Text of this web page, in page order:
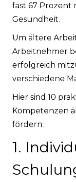
fast 67 Prozent
Gesundheit.
Um ältere
Arbeitnehmer
erfolgreich
verschiedene
Hier sind 10
Kompetenzen
fördern:
1.